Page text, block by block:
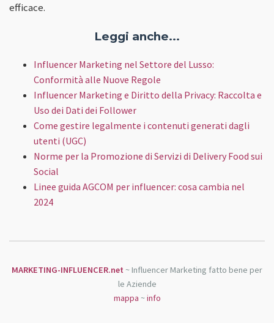
efficace.
Leggi anche...
Influencer Marketing nel Settore del Lusso:
Conformità alle Nuove Regole
Influencer Marketing e Diritto della Privacy: Raccolta e
Uso dei Dati dei Follower
Come gestire legalmente i contenuti generati dagli
utenti (UGC)
Norme per la Promozione di Servizi di Delivery Food sui
Social
Linee guida AGCOM per influencer: cosa cambia nel
2024
MARKETING-INFLUENCER.net ~ Influencer Marketing fatto bene per
le Aziende
mappa ~info